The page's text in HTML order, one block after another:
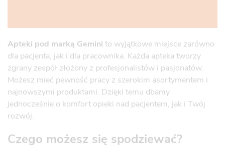
Apteki pod marką Gemini to wyjątkowe miejsce zarówno
dla pacjenta, jak i dla pracownika. Każda apteka tworzy
zgrany zespół złożony z profesjonalistów i pasjonatów.
Możesz mieć pewność pracy z szerokim asortymentem i
najnowszymi produktami. Dzięki temu dbamy
jednocześnie o komfort opieki nad pacjentem, jak i Twój
rozwój.
Czego możesz się spodziewać?